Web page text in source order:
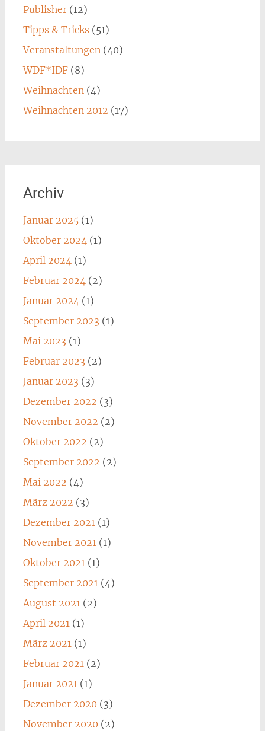
Publisher(12)
Tipps & Tricks (51)
Veranstaltungen(40)
WDF*IDF(8)
Weihnachten(4)
Weihnachten 2012 (17)
Archiv
Januar 2025(1)
Oktober 2024(1)
April 2024(1)
Februar 2024(2)
Januar 2024(1)
September 2023 (1)
Mai 2023 (1)
Februar 2023 (2)
Januar 2023 (3)
Dezember 2022 (3)
November 2022 (2)
Oktober 2022 (2)
September 2022 (2)
Mai 2022 (4)
März 2022 (3)
Dezember 2021(1)
November 2021(1)
Oktober 2021(1)
September 2021(4)
August 2021(2)
April 2021(1)
März 2021(1)
Februar 2021(2)
Januar 2021(1)
Dezember 2020 (3)
November 2020 (2)